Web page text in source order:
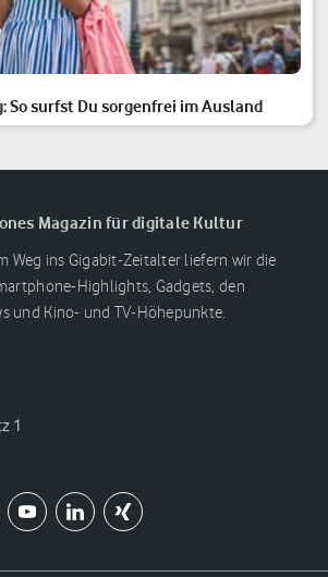
So surfst Du sorgenfrei im Ausland
Magazin für digitale Kultur
Weg ins Gigabit-Zeitalter liefern wir die
Highlights, Gadgets, den
und Kino- und TV-Höhepunkte.
1